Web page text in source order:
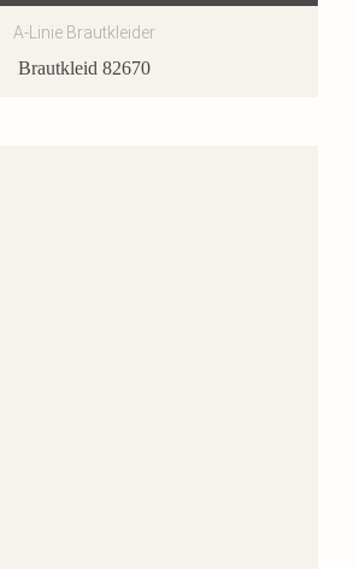
A-Linie Brautkleider
Brautkleid 82670